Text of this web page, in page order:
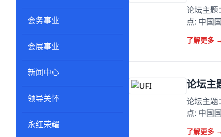
会务事业
会展事业
新闻中心
领导关怀
永红荣耀
论坛主题
点: 中国
了解更多
论坛主
论坛主题
点: 中国
了解更多